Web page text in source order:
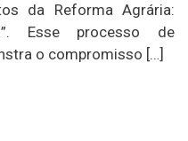
da Reforma Agrária:
Esse processo de
o compromisso […]